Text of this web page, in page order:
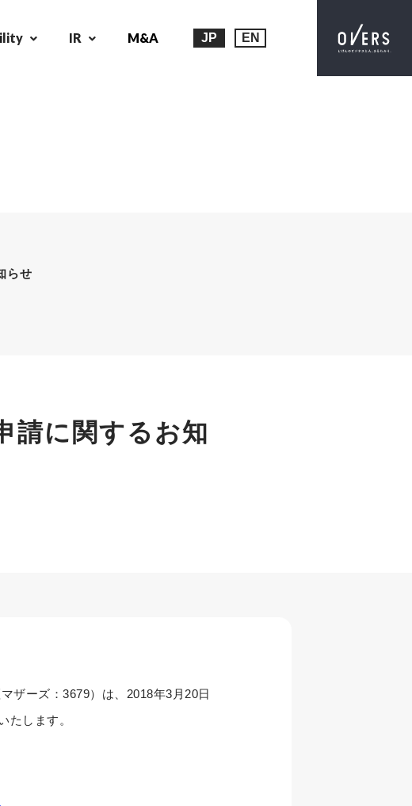
IR M&A JP EN
らせ
請に関するお知
ザーズ：3679）は、2018年3月20日
たします。